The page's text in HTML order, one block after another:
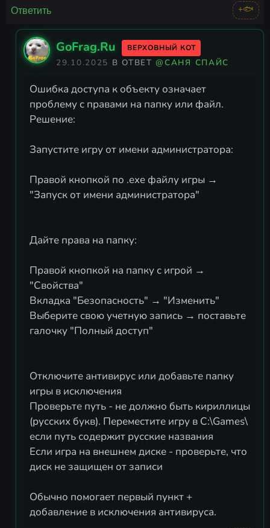
Ответить +🐟
GoFrag.Ru ВЕРХОВНЫЙ КОТ
29.10.2025 В ОТВЕТ@САНЯ СПАЙС
Ошибка доступа к объекту означает
проблему с правами на папку или файл.
Решение:
Запустите игру от имени администратора:
Правой кнопкой по .exe файлу игры →
"Запуск от имени администратора"
Дайте права на папку:
Правой кнопкой на папку с игрой →
"Свойства"
Вкладка "Безопасность" → "Изменить"
Выберите свою учетную запись → поставьте
галочку "Полный доступ"
Отключите антивирус или добавьте папку
игры в исключения
Проверьте путь - не должно быть кириллицы
(русских букв). Переместите игру в C:\Games\
если путь содержит русские названия
Если игра на внешнем диске - проверьте, что
диск не защищен от записи
Обычно помогает первый пункт +
добавление в исключения антивируса.